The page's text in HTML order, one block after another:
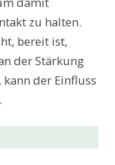
zu halten.
bereit ist,
der Stärkung
der Einfluss